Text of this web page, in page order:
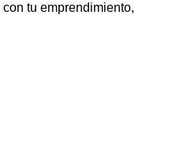
tu emprendimiento,